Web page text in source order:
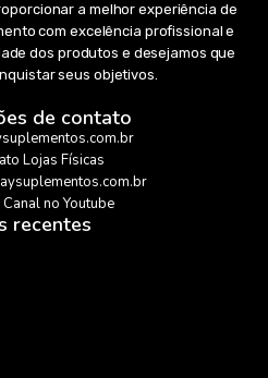
a melhor experiência de
com excelência profissional e
dos produtos e desejamos que
seus objetivos.
de contato
Lojas Físicas
no Youtube
recentes